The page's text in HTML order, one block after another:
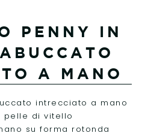
PENNY IN
A MANO
intrecciato a mano
pelle di vitello
su forma rotonda